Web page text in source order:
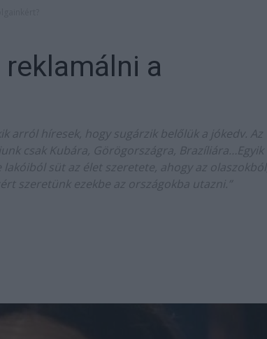
Magazin
a
arról híresek, hogy sugárzik belőlük a jókedv. Az
csak Kubára, Görögországra, Brazíliára…Egyik
süt az élet szeretete, ahogy az olaszokból,
szeretünk ezekbe az országokba utazni.”